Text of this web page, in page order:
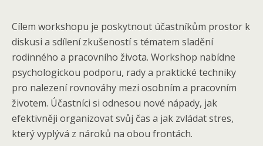
Cílem workshopu je poskytnout účastníkům prostor k
diskusi a sdílení zkušeností s tématem sladění
rodinného a pracovního života. Workshop nabídne
psychologickou podporu, rady a praktické techniky
pro nalezení rovnováhy mezi osobním a pracovním
životem. Účastníci si odnesou nové nápady, jak
efektivněji organizovat svůj čas a jak zvládat stres,
který vyplývá z nároků na obou frontách.